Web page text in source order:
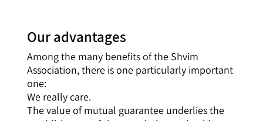
Our advantages
Among the many benefits of the Shvim
Association, there is one particularly important
one:
We really care.
The value of mutual guarantee underlies the